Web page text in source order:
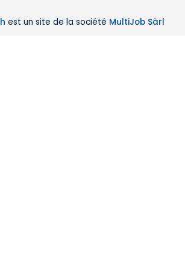
est un site de la société MultiJob Sàrl